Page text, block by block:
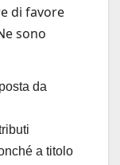
di favore
sono
da
a titolo